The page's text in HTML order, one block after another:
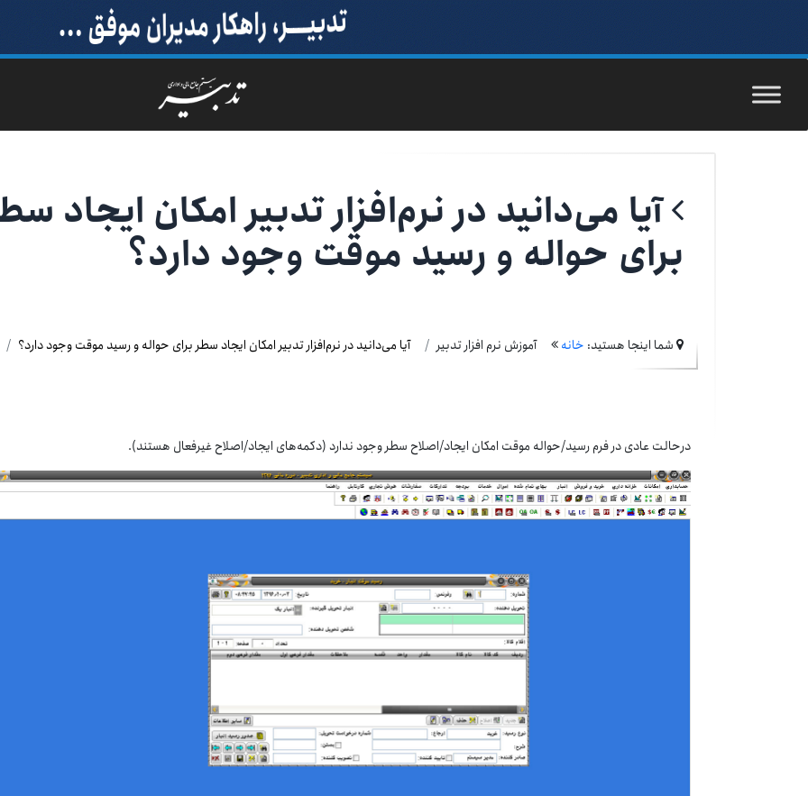
آیا می‌دانید در نرم‌افزار تدبیر امکان ایجاد
برای حواله و رسید موقت وجود دارد؟
شما اینجا هستید: خانه آموزش نرم افزار تدبیر آیا می‌دانید در نرم‌افزار تدبیر امکان ایجاد سطر برای حواله و رسید موقت وجود دارد؟
درحالت عادی در فرم رسید/حواله موقت امکان ایجاد/اصلاح سطر وجود ندارد (دکمه‌های ایجاد/اصلاح غیرفعال هستند).